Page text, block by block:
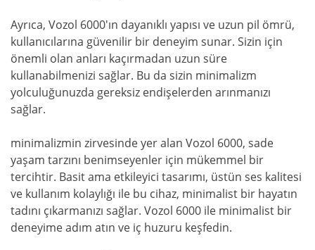
Ayrıca, Vozol 6000'ın dayanıklı yapısı ve uzun pil ömrü,
kullanıcılarına güvenilir bir deneyim sunar. Sizin için
önemli olan anları kaçırmadan uzun süre
kullanabilmenizi sağlar. Bu da sizin minimalizm
yolculuğunuzda gereksiz endişelerden arınmanızı
sağlar.
minimalizmin zirvesinde yer alan Vozol 6000, sade
yaşam tarzını benimseyenler için mükemmel bir
tercihtir. Basit ama etkileyici tasarımı, üstün ses kalitesi
ve kullanım kolaylığı ile bu cihaz, minimalist bir hayatın
tadını çıkarmanızı sağlar. Vozol 6000 ile minimalist bir
deneyime adım atın ve iç huzuru keşfedin.